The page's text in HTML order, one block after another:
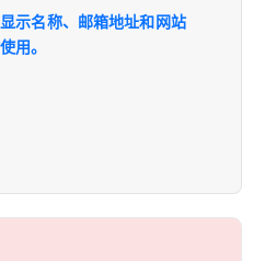
示名称、邮箱地址和网站
用。